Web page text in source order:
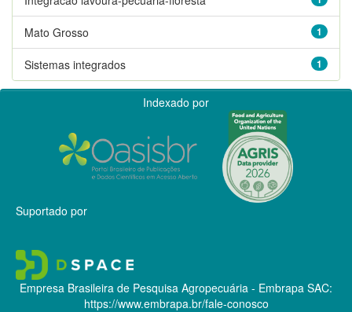
1
Mato Grosso
1
Sistemas integrados
Indexado por
Suportado por
Empresa Brasileira de Pesquisa Agropecuária - Embrapa SAC:
https://www.embrapa.br/fale-conosco